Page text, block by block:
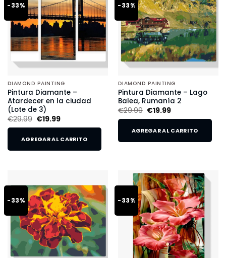
-33%
DIAMOND PAINTING
Pintura Diamante –
Atardecer en la ciudad
(Lote de 3)
€29.99 €19.99
AGREGAR AL CARRITO
-33%
DIAMOND PAINTING
Pintura Diamante – Lago
Balea, Rumanía 2
€29.99 €19.99
AGREGAR AL CARRITO
-33% -33%